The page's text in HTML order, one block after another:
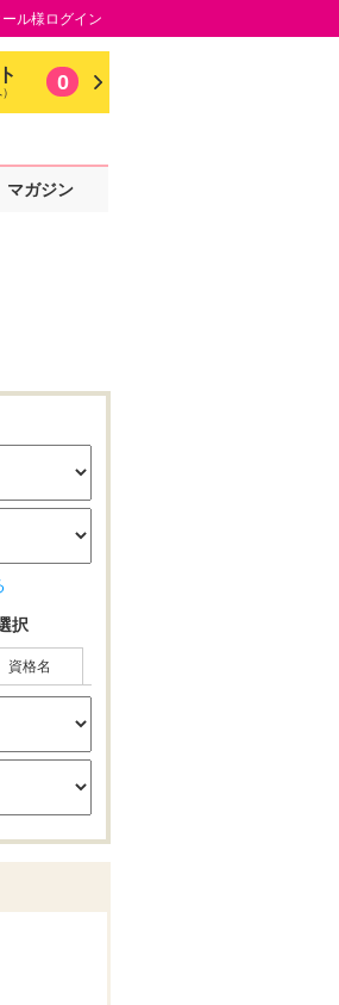
0
マガジン
ル様ログイン
択
資格名